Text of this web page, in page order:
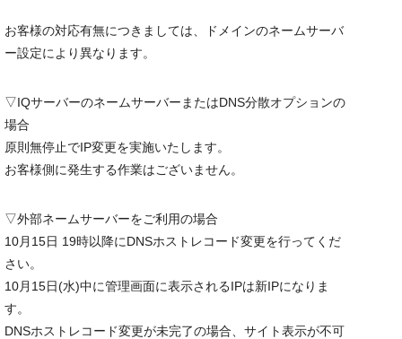
お客様の対応有無につきましては、ドメインのネームサーバ
ー設定により異なります。
▽IQサーバーのネームサーバーまたはDNS分散オプションの
場合
原則無停止でIP変更を実施いたします。
お客様側に発生する作業はございません。
▽外部ネームサーバーをご利用の場合
10月15日 19時以降にDNSホストレコード変更を行ってくだ
さい。
10月15日(水)中に管理画面に表示されるIPは新IPになりま
す。
DNSホストレコード変更が未完了の場合、サイト表示が不可